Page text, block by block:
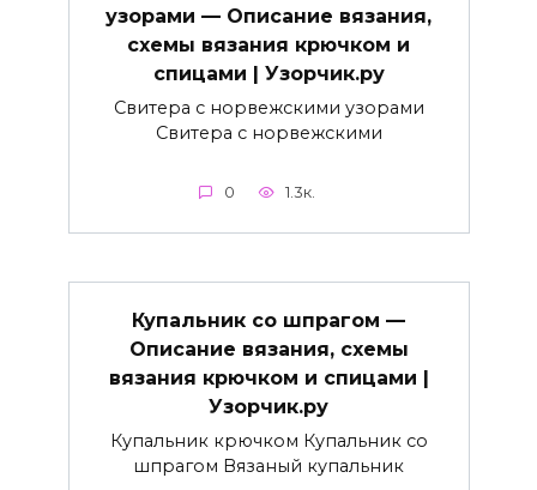
узорами — Описание вязания,
схемы вязания крючком и
спицами | Узорчик.ру
Свитера с норвежскими узорами
Свитера с норвежскими
0 1.3к.
Купальник со шпрагом —
Описание вязания, схемы
вязания крючком и спицами |
Узорчик.ру
Купальник крючком Купальник со
шпрагом Вязаный купальник